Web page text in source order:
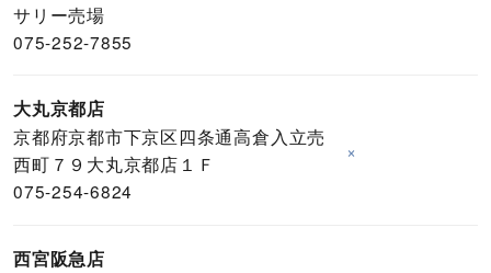
サリー売場
075-252-7855
大丸京都店
京都府京都市下京区四条通高倉入立売
西町７９大丸京都店１Ｆ
075-254-6824
×
西宮阪急店